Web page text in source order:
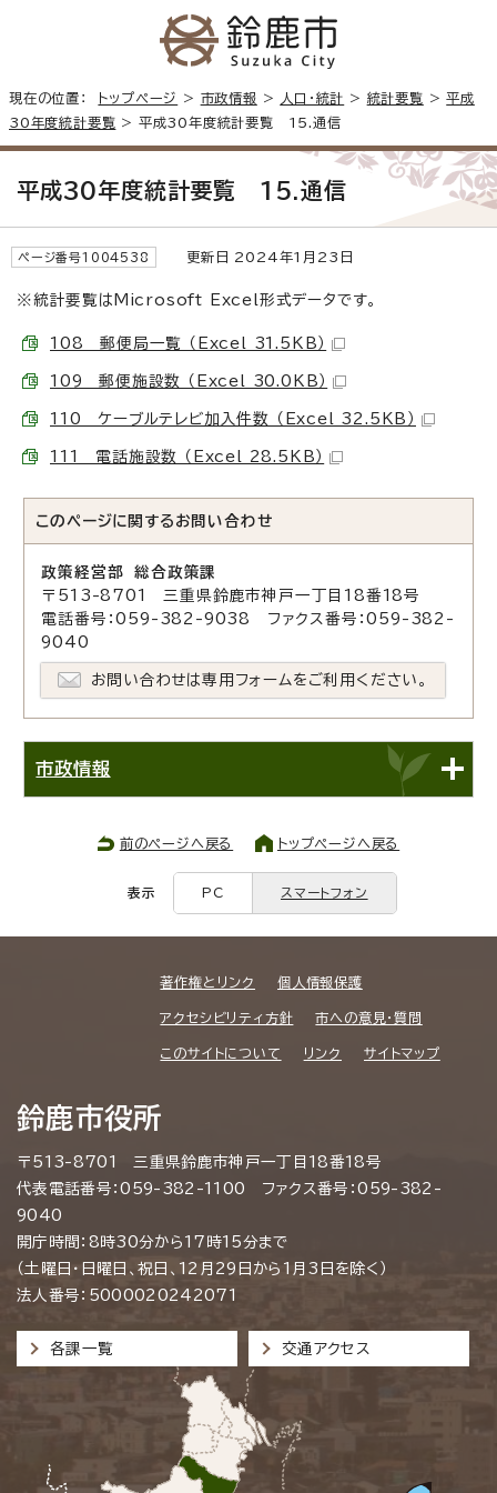
現在の位置： トップページ > 市政情報 > 人口・統計 > 統計要覧 >平成
30年度統計要覧 > 平成30年度統計要覧 15.通信
平成30年度統計要覧 15.通信
ページ番号1004538 更新日 2024年1月23日
※統計要覧はMicrosoft Excel形式データです。
108 郵便局一覧 （Excel 31.5KB）
109 郵便施設数 （Excel 30.0KB）
110 ケーブルテレビ加入件数 （Excel 32.5KB）
111 電話施設数 （Excel 28.5KB）
このページに関する お問い合わせ
政策経営部 総合政策課
〒513-8701 三重県鈴鹿市神戸一丁目18番18号
電話番号：059-382-9038 ファクス番号：059-382-
9040
お問い合わせは専用フォームをご利用ください。
市政情報
前のページへ戻る トップページへ戻る
表示 PC スマートフォン
著作権とリンク 個人情報保護
アクセシビリティ方針 市への意見・質問
このサイトについて リンク サイトマップ
鈴鹿市役所
〒513-8701 三重県鈴鹿市神戸一丁目18番18号
代表電話番号：059-382-1100 ファクス番号：059-382-
9040
開庁時間：8時30分から17時15分まで
（土曜日・日曜日、祝日、12月29日から1月3日を除く）
法人番号：5000020242071
各課一覧 交通アクセス